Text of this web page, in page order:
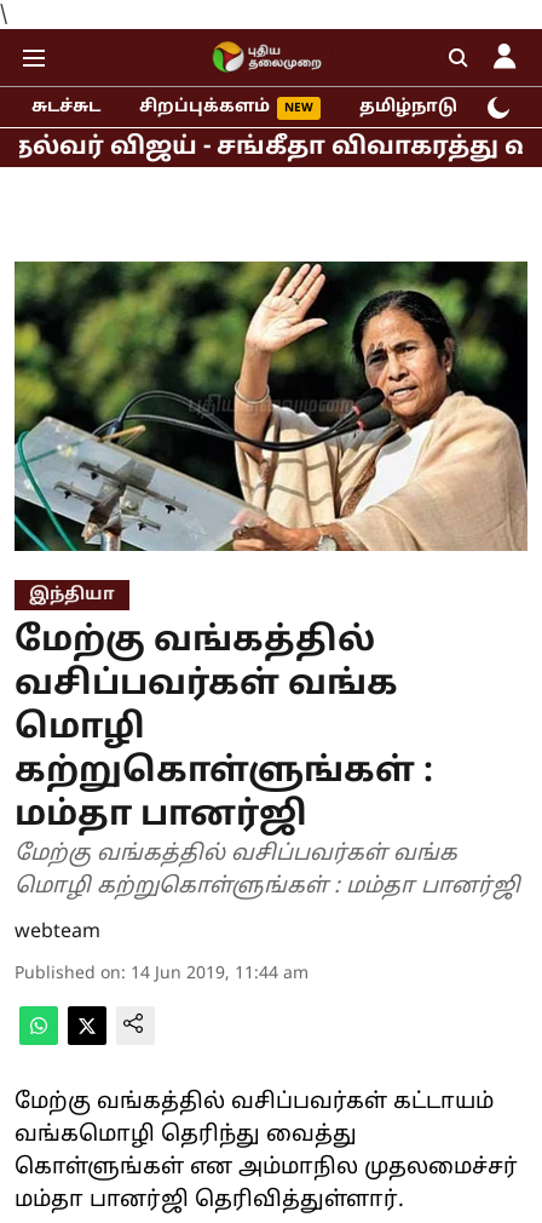
\
சுடச்சுட சிறப்புக்களம் தமிழ்நாடு
- சங்கீதா விவாகரத்து
இந்தியா
மேற்கு வங்கத்தில்
வசிப்பவர்கள் வங்க
மொழி
கற்றுகொள்ளுங்கள் :
மம்தா பானர்ஜி
மேற்கு வங்கத்தில் வசிப்பவர்கள் வங்க
மொழி கற்றுகொள்ளுங்கள் : மம்தா பானர்ஜி
webteam
Published on: 14 Jun 2019, 11:44 am
மேற்கு வங்கத்தில் வசிப்பவர்கள் கட்டாயம்
வங்கமொழி தெரிந்து வைத்து
கொள்ளுங்கள் என அம்மாநில முதலமைச்சர்
மம்தா பானர்ஜி தெரிவித்துள்ளார்.